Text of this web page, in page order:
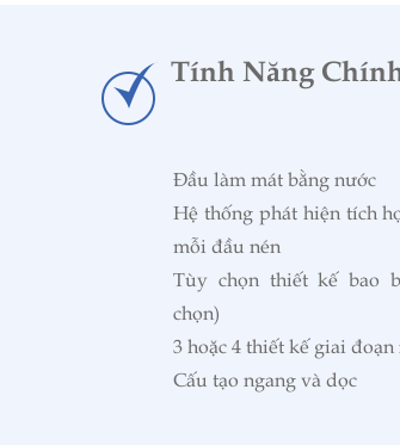
Tính Năng
Đầu làm mát bằng nước
Hệ thống phát hiện tích
mỗi đầu nén
Tùy chọn thiết kế bao
chọn)
3 hoặc 4 thiết kế giai
Cấu tạo ngang và dọc